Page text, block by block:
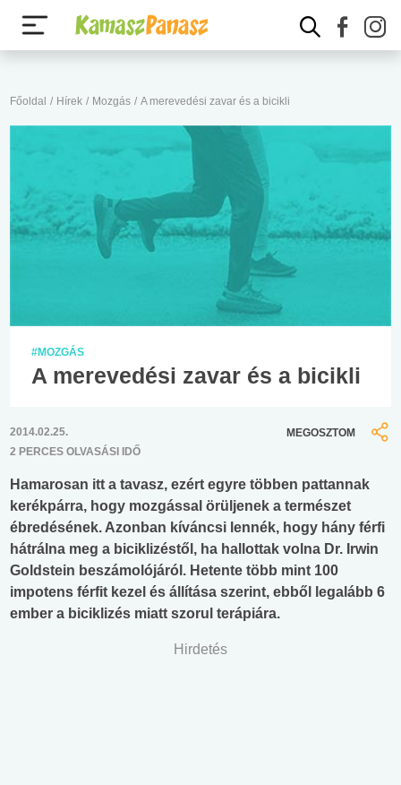
Főoldal / Hírek / Mozgás / A merevedési zavar és a bicikli
#MOZGÁS
A merevedési zavar és a bicikli
2014.02.25.
2 PERCES OLVASÁSI IDŐ
MEGOSZTOM
Hamarosan itt a tavasz, ezért egyre többen pattannak
kerékpárra, hogy mozgással örüljenek a természet
ébredésének. Azonban kíváncsi lennék, hogy hány férfi
hátrálna meg a biciklizéstől, ha hallottak volna Dr. Irwin
Goldstein beszámolójáról. Hetente több mint 100
impotens férfit kezel és állítása szerint, ebből legalább 6
ember a biciklizés miatt szorul terápiára.
Hirdetés